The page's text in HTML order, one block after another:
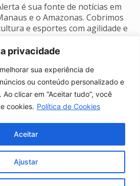
privacidade
sua experiência de
ou conteúdo personalizado e
clicar em “Aceitar tudo”, você
cookies. Política de Cookies
Ajustar
Aceitar
é sua fonte de notícias em
e o Amazonas. Cobrimos
e esportes com agilidade e
SIGA-NOS
Fale conosco
Manaus Clima